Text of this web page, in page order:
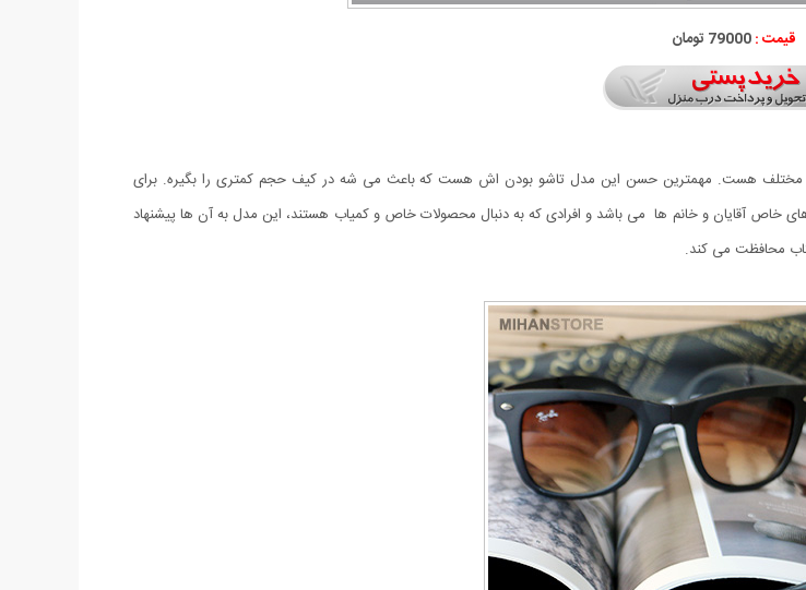
قیمت :79000 تومان
مختلف هست. مهمترین حسن این مدل تاشو بودن اش هست که باعث می شه در کیف حجم کمتری را بگیره. برای
خاص آقایان و خانم ها می باشد و افرادی که به دنبال محصولات خاص و کمیاب هستند، این مدل به آن ها پیشنهاد